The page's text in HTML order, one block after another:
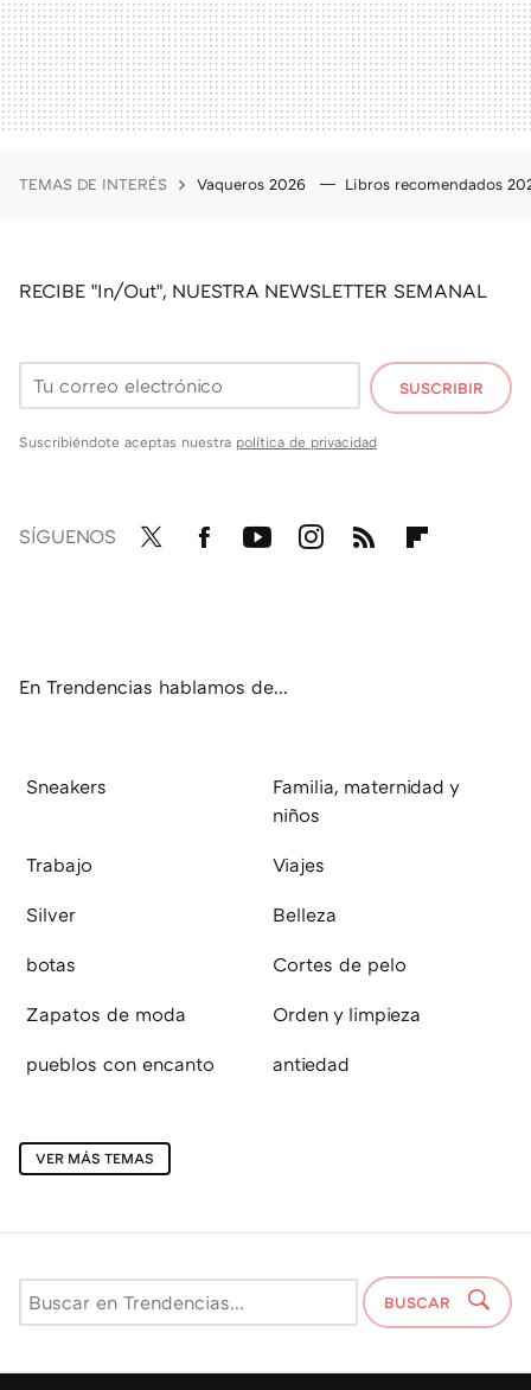
TEMAS DE INTERÉS Vaqueros 2026 Libros recomendados
RECIBE "In/Out", NUESTRA NEWSLETTER SEMANAL
SUSCRIBIR
Suscribiéndote aceptas nuestra política de privacidad
SÍGUENOS
En Trendencias hablamos de...
Sneakers
Familia, maternidad y
niños
Trabajo Viajes
Silver Belleza
botas Cortes de pelo
Zapatos de moda Orden y limpieza
pueblos con encanto antiedad
VER MÁS TEMAS
BUSCAR